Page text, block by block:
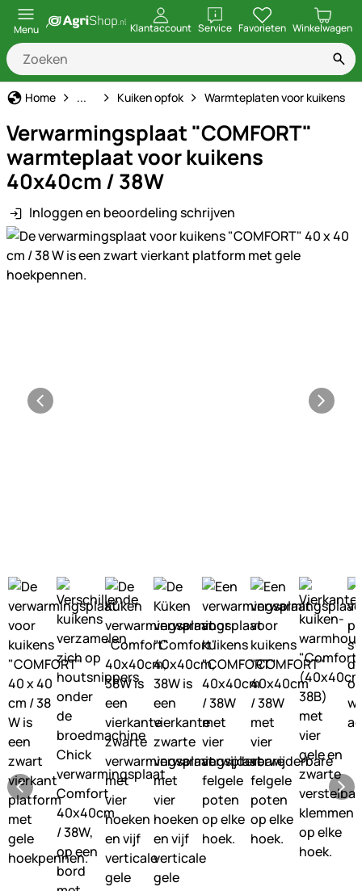
Menu Klantaccount ServiceopenenFavorieten Winkelwagen
Home Pluimveehouderij
... Kuiken opfok Warmteplaten voor kuikens
Verwarmingsplaat "COMFORT"
warmteplaat voor kuikens
40x40cm / 38W
Inloggen en beoordeling schrijven
Productgalerij